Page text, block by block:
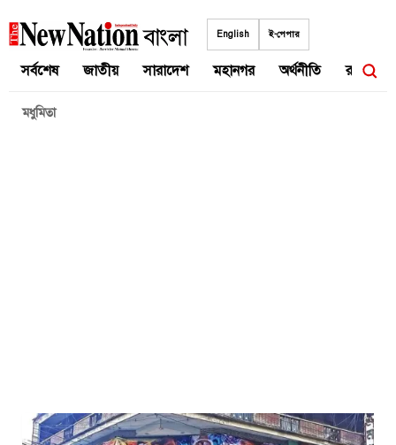
to
English ই-পেপার
সর্বশেষ জাতীয় সারাদেশ মহানগর অর্থনীতি রাজনীতি
মধুমিতা